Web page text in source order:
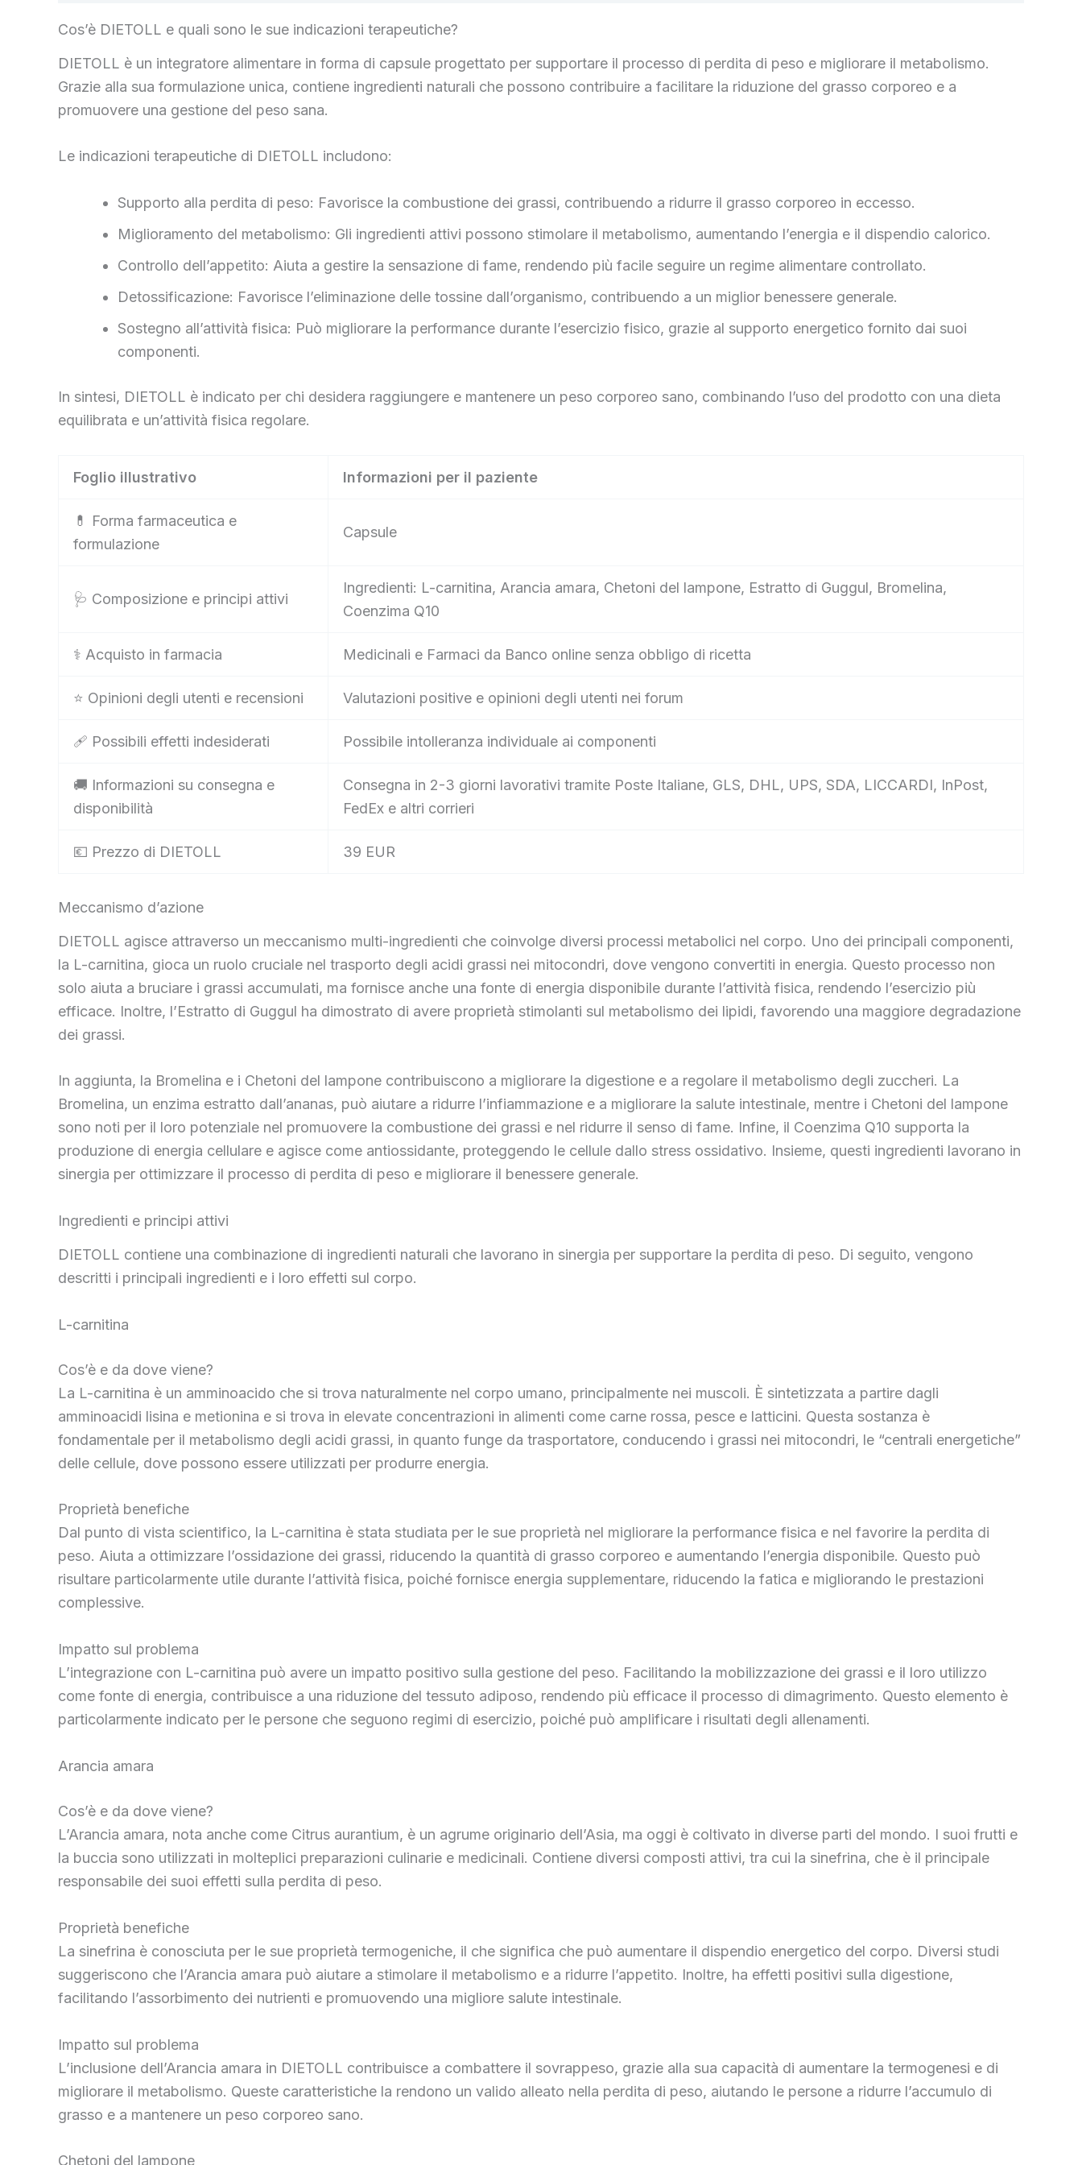
Cos’è DIETOLL e quali sono le sue indicazioni terapeutiche?
DIETOLL è un integratore alimentare in forma di capsule progettato per supportare il processo di perdita di peso e migliorare il metabolismo.
Grazie alla sua formulazione unica, contiene ingredienti naturali che possono contribuire a facilitare la riduzione del grasso corporeo e a
promuovere una gestione del peso sana.
Le indicazioni terapeutiche di DIETOLL includono:
Supporto alla perdita di peso: Favorisce la combustione dei grassi, contribuendo a ridurre il grasso corporeo in eccesso.
Miglioramento del metabolismo: Gli ingredienti attivi possono stimolare il metabolismo, aumentando l’energia e il dispendio calorico.
Controllo dell’appetito: Aiuta a gestire la sensazione di fame, rendendo più facile seguire un regime alimentare controllato.
Detossificazione: Favorisce l’eliminazione delle tossine dall’organismo, contribuendo a un miglior benessere generale.
Sostegno all’attività fisica: Può migliorare la performance durante l’esercizio fisico, grazie al supporto energetico fornito dai suoi
componenti.
In sintesi, DIETOLL è indicato per chi desidera raggiungere e mantenere un peso corporeo sano, combinando l’uso del prodotto con una dieta
equilibrata e un’attività fisica regolare.
Foglio illustrativo Informazioni per il paziente
💊 Forma farmaceutica e
formulazione
Capsule
🩺 Composizione e principi attivi
Ingredienti: L-carnitina, Arancia amara, Chetoni del lampone, Estratto di Guggul, Bromelina,
Coenzima Q10
⚕️ Acquisto in farmacia Medicinali e Farmaci da Banco online senza obbligo di ricetta
⭐ Opinioni degli utenti e recensioni Valutazioni positive e opinioni degli utenti nei forum
🩹 Possibili effetti indesiderati Possibile intolleranza individuale ai componenti
🚚 Informazioni su consegna e
disponibilità
Consegna in 2-3 giorni lavorativi tramite Poste Italiane, GLS, DHL, UPS, SDA, LICCARDI, InPost,
FedEx e altri corrieri
💶 Prezzo di DIETOLL 39 EUR
Meccanismo d’azione
DIETOLL agisce attraverso un meccanismo multi-ingredienti che coinvolge diversi processi metabolici nel corpo. Uno dei principali componenti,
la L-carnitina, gioca un ruolo cruciale nel trasporto degli acidi grassi nei mitocondri, dove vengono convertiti in energia. Questo processo non
solo aiuta a bruciare i grassi accumulati, ma fornisce anche una fonte di energia disponibile durante l’attività fisica, rendendo l’esercizio più
efficace. Inoltre, l’Estratto di Guggul ha dimostrato di avere proprietà stimolanti sul metabolismo dei lipidi, favorendo una maggiore degradazione
dei grassi.
In aggiunta, la Bromelina e i Chetoni del lampone contribuiscono a migliorare la digestione e a regolare il metabolismo degli zuccheri. La
Bromelina, un enzima estratto dall’ananas, può aiutare a ridurre l’infiammazione e a migliorare la salute intestinale, mentre i Chetoni del lampone
sono noti per il loro potenziale nel promuovere la combustione dei grassi e nel ridurre il senso di fame. Infine, il Coenzima Q10 supporta la
produzione di energia cellulare e agisce come antiossidante, proteggendo le cellule dallo stress ossidativo. Insieme, questi ingredienti lavorano in
sinergia per ottimizzare il processo di perdita di peso e migliorare il benessere generale.
Ingredienti e principi attivi
DIETOLL contiene una combinazione di ingredienti naturali che lavorano in sinergia per supportare la perdita di peso. Di seguito, vengono
descritti i principali ingredienti e i loro effetti sul corpo.
L-carnitina
Cos’è e da dove viene?
La L-carnitina è un amminoacido che si trova naturalmente nel corpo umano, principalmente nei muscoli. È sintetizzata a partire dagli
amminoacidi lisina e metionina e si trova in elevate concentrazioni in alimenti come carne rossa, pesce e latticini. Questa sostanza è
fondamentale per il metabolismo degli acidi grassi, in quanto funge da trasportatore, conducendo i grassi nei mitocondri, le “centrali energetiche”
delle cellule, dove possono essere utilizzati per produrre energia.
Proprietà benefiche
Dal punto di vista scientifico, la L-carnitina è stata studiata per le sue proprietà nel migliorare la performance fisica e nel favorire la perdita di
peso. Aiuta a ottimizzare l’ossidazione dei grassi, riducendo la quantità di grasso corporeo e aumentando l’energia disponibile. Questo può
risultare particolarmente utile durante l’attività fisica, poiché fornisce energia supplementare, riducendo la fatica e migliorando le prestazioni
complessive.
Impatto sul problema
L’integrazione con L-carnitina può avere un impatto positivo sulla gestione del peso. Facilitando la mobilizzazione dei grassi e il loro utilizzo
come fonte di energia, contribuisce a una riduzione del tessuto adiposo, rendendo più efficace il processo di dimagrimento. Questo elemento è
particolarmente indicato per le persone che seguono regimi di esercizio, poiché può amplificare i risultati degli allenamenti.
Arancia amara
Cos’è e da dove viene?
L’Arancia amara, nota anche come Citrus aurantium, è un agrume originario dell’Asia, ma oggi è coltivato in diverse parti del mondo. I suoi frutti e
la buccia sono utilizzati in molteplici preparazioni culinarie e medicinali. Contiene diversi composti attivi, tra cui la sinefrina, che è il principale
responsabile dei suoi effetti sulla perdita di peso.
Proprietà benefiche
La sinefrina è conosciuta per le sue proprietà termogeniche, il che significa che può aumentare il dispendio energetico del corpo. Diversi studi
suggeriscono che l’Arancia amara può aiutare a stimolare il metabolismo e a ridurre l’appetito. Inoltre, ha effetti positivi sulla digestione,
facilitando l’assorbimento dei nutrienti e promuovendo una migliore salute intestinale.
Impatto sul problema
L’inclusione dell’Arancia amara in DIETOLL contribuisce a combattere il sovrappeso, grazie alla sua capacità di aumentare la termogenesi e di
migliorare il metabolismo. Queste caratteristiche la rendono un valido alleato nella perdita di peso, aiutando le persone a ridurre l’accumulo di
grasso e a mantenere un peso corporeo sano.
Chetoni del lampone